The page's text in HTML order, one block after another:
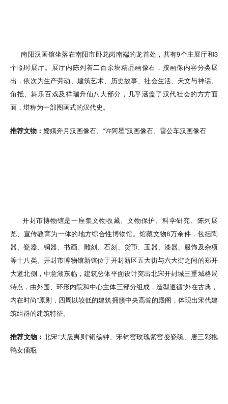
南阳汉画馆坐落在南阳市卧龙岗南端的龙首处，共有9个主展厅和3
个临时展厅。展厅内陈列着二百余块精品画像石，按画像内容分类展
出，依次为生产劳动、建筑艺术、历史故事、社会生活、天文与神话、
角抵、舞乐百戏及祥瑞升仙八大部分，几乎涵盖了汉代社会的方方面
面，堪称为一部图画式的汉代史。
推荐文物： 嫦娥奔月汉画像石、“许阿瞿”汉画像石、雷公车汉画像石
开封市博物馆是一座集文物收藏、文物保护、科学研究、陈列展
览、宣传教育为一体的地方综合性博物馆。馆藏文物8万余件，包括陶
器、瓷器、铜器、书画、雕刻、石刻、货币、玉器、漆器、服饰及杂项
等十八类。开封市博物馆新馆位于开封新区五大街与六大街之间的郑开
大道北侧，中意湖东临，建筑总体平面设计突出北宋开封城三重城格局
特点，由外围、环形内院和中心主体三部分组成，造型遵循“外在古典，
内在时尚”原则，四周以较低的建筑拥簇中央高耸的殿阁，体现出宋代建
筑组群的建筑特征。
推荐文物： 北宋“大晟夷则”铜编钟、宋钧窑玫瑰紫窑变瓷碗、唐三彩抱
鸭女俑瓶